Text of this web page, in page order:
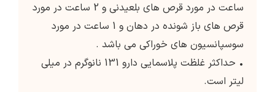
ساعت در مورد قرص های بلعیدنی و 2 ساعت در مورد
قرص های باز شونده در دهان و 1 ساعت در مورد
سوسپانسیون های خوراکی می باشد .
• حداکثر غلظت پلاسمایی دارو 131 نانوگرم در میلی
لیتر است.